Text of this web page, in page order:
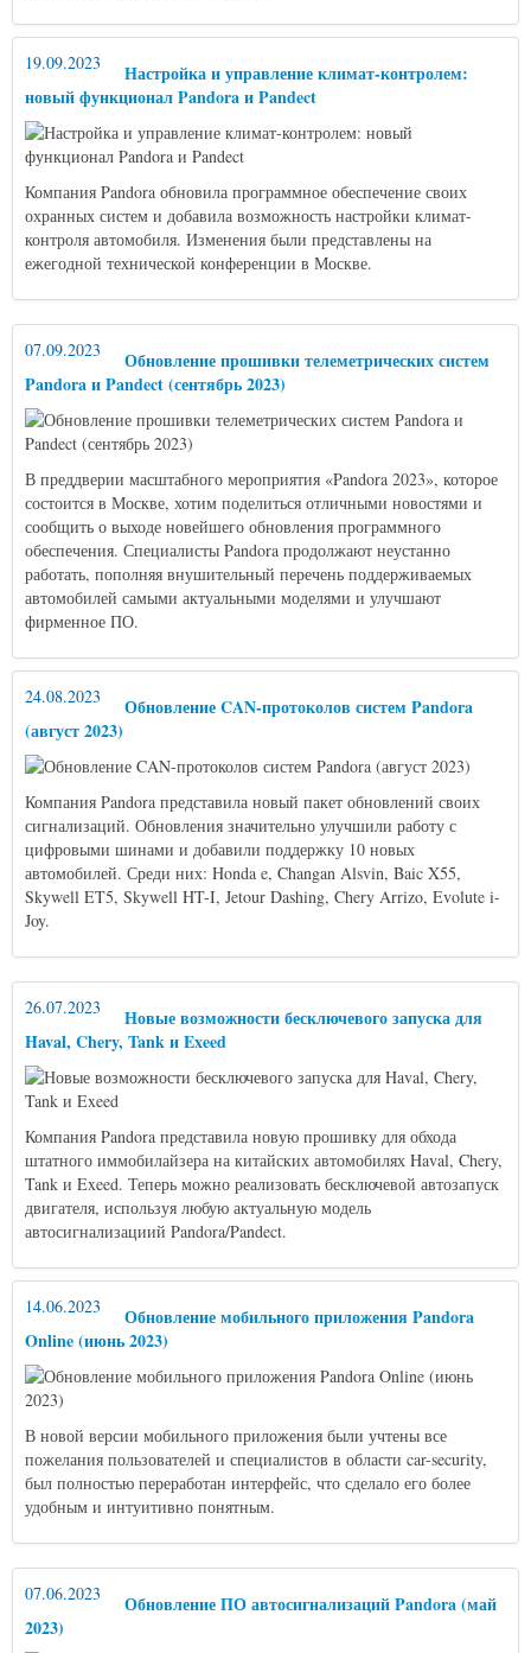
19.09.2023
Настройка и управление климат-контролем:
новый функционал Pandora и Pandect
Компания Pandora обновила программное обеспечение своих
охранных систем и добавила возможность настройки климат-
контроля автомобиля. Изменения были представлены на
ежегодной технической конференции в Москве.
07.09.2023
Обновление прошивки телеметрических систем
Pandora и Pandect (сентябрь 2023)
В преддверии масштабного мероприятия «Pandora 2023», которое
состоится в Москве, хотим поделиться отличными новостями и
сообщить о выходе новейшего обновления программного
обеспечения. Специалисты Pandora продолжают неустанно
работать, пополняя внушительный перечень поддерживаемых
автомобилей самыми актуальными моделями и улучшают
фирменное ПО.
24.08.2023
Обновление CAN-протоколов систем Pandora
(август 2023)
Компания Pandora представила новый пакет обновлений своих
сигнализаций. Обновления значительно улучшили работу с
цифровыми шинами и добавили поддержку 10 новых
автомобилей. Среди них: Honda e, Changan Alsvin, Baic X55,
Skywell ET5, Skywell HT-I, Jetour Dashing, Chery Arrizo, Evolute i-
Joy.
26.07.2023
Новые возможности бесключевого запуска для
Haval, Chery, Tank и Exeed
Компания Pandora представила новую прошивку для обхода
штатного иммобилайзера на китайских автомобилях Haval, Chery,
Tank и Exeed. Теперь можно реализовать бесключевой автозапуск
двигателя, используя любую актуальную модель
автосигнализациий Pandora/Pandect.
14.06.2023
Обновление мобильного приложения Pandora
Online (июнь 2023)
В новой версии мобильного приложения были учтены все
пожелания пользователей и специалистов в области car-security,
был полностью переработан интерфейс, что сделало его более
удобным и интуитивно понятным.
07.06.2023
Обновление ПО автосигнализаций Pandora (май
2023)